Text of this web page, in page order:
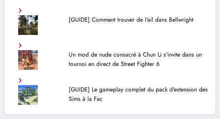
[GUIDE] Comment trouver de l'ail dans Bellwright
Un mod de nude consacré à Chun Li s'invite dans un
tournoi en direct de Street Fighter 6
[GUIDE] Le gameplay complet du pack d'extension des
Sims à la Fac